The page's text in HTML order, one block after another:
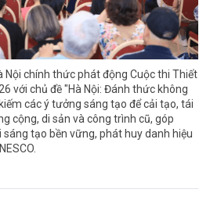
Nội chính thức phát động Cuộc thi Thiết
với chủ đề "Hà Nội: Đánh thức không
các ý tưởng sáng tạo để cải tạo, tái
cộng, di sản và công trình cũ, góp
tạo bền vững, phát huy danh hiệu